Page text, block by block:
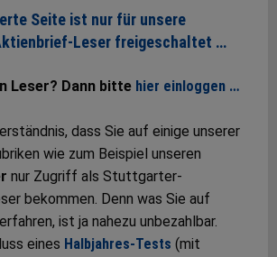
Seite ist nur für unsere
Leser freigeschaltet …
Leser? Dann bitte hier einloggen …
dass Sie auf einige unserer
wie zum Beispiel unseren
nur Zugriff als Stuttgarter-
bekommen. Denn was Sie auf
ist ja nahezu unbezahlbar.
eines Halbjahres-Tests (mit